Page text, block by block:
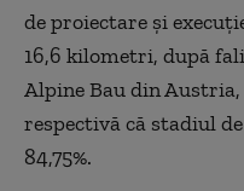
de proiectare şi
16,6 kilometri, după
Alpine Bau din
respectivă că stadiul
84,75%.